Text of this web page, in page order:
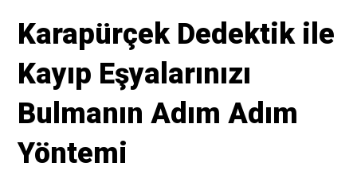
Karapürçek Dedektik ile
Kayıp Eşyalarınızı
Bulmanın Adım Adım
Yöntemi